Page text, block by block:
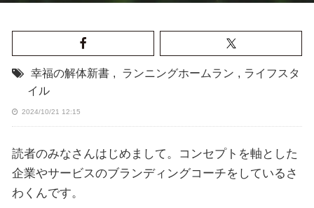
幸福の解体新書 , ランニングホームラン , ライフスタ
イル
2024/10/21 12:15
読者のみなさんはじめまして。コンセプトを軸とした
企業やサービスのブランディングコーチをしているさ
わくんです。